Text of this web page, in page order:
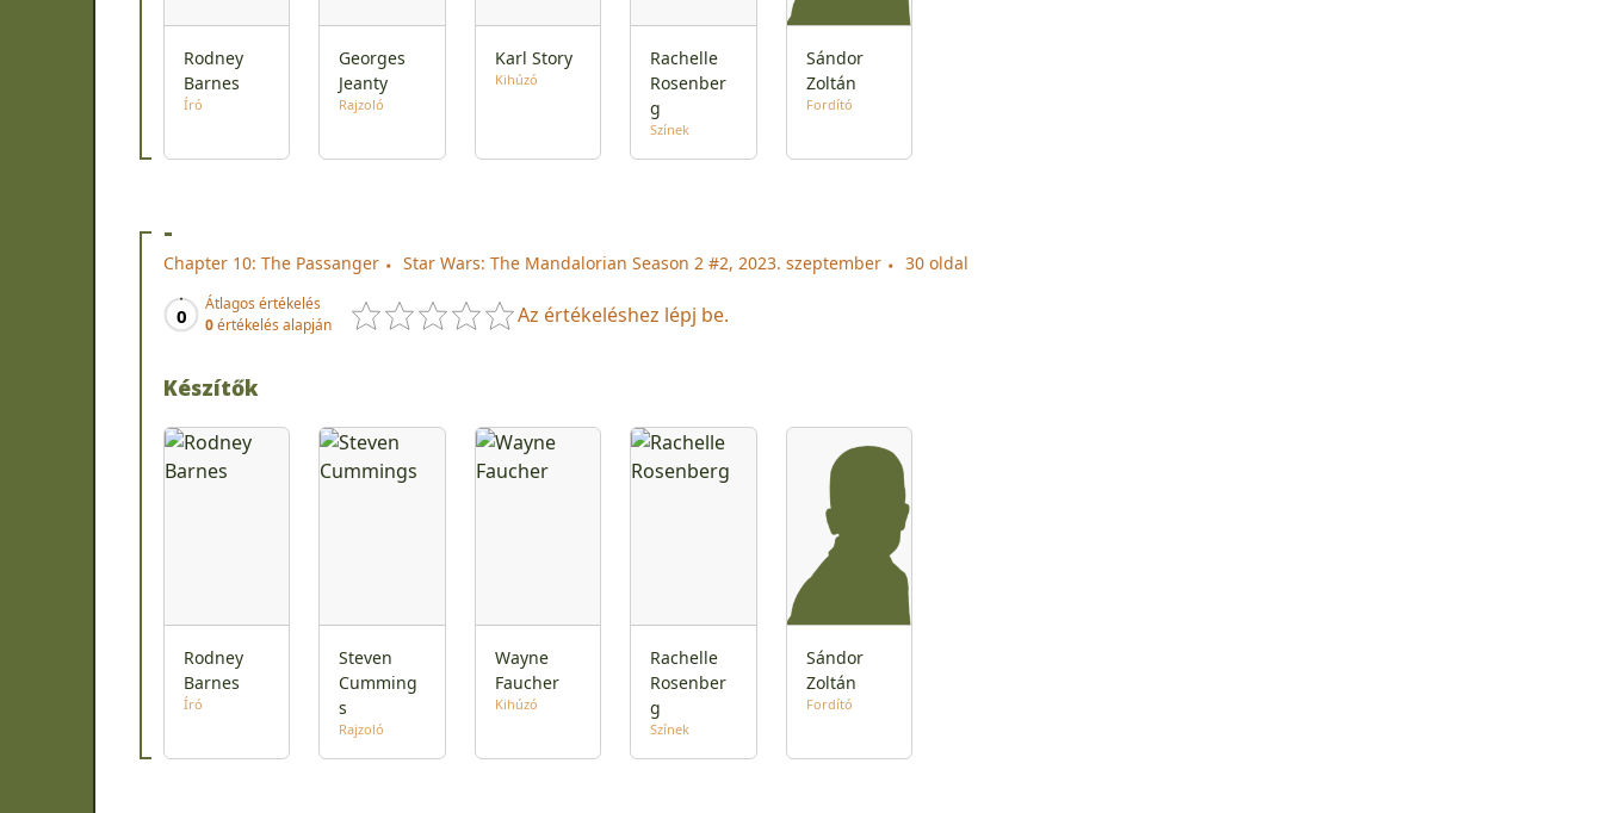
Rodney
Barnes
Író
Georges
Jeanty
Rajzoló
Karl Story
Kihúzó
Rachelle
Rosenber
g
Színek
Sándor
Zoltán
Fordító
-
Chapter 10: The Passanger Star Wars: The Mandalorian Season 2 #2, 2023. szeptember 30 oldal
0
Átlagos értékelés
0értékelés alapján Az értékeléshez lépj be.
Készítők
Rodney
Barnes
Író
Steven
Cumming
s
Rajzoló
Wayne
Faucher
Kihúzó
Rachelle
Rosenber
g
Színek
Sándor
Zoltán
Fordító